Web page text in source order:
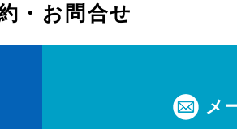
・お問合せ
メ